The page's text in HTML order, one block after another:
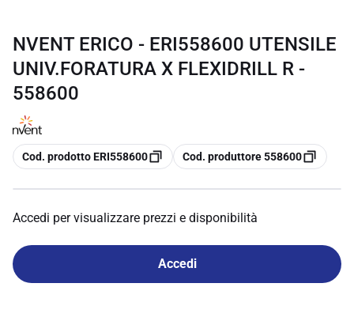
NVENT ERICO - ERI558600 UTENSILE
UNIV.FORATURA X FLEXIDRILL R -
558600
copia
Cod. prodotto ERI558600 copia
Cod. produttore 558600
Accedi per visualizzare prezzi e disponibilità
Accedi